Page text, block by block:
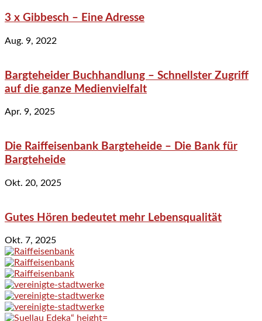
3 x Gibbesch – Eine Adresse
Aug. 9, 2022
Bargteheider Buchhandlung – Schnellster Zugriff
auf die ganze Medienvielfalt
Apr. 9, 2025
Die Raiffeisenbank Bargteheide – Die Bank für
Bargteheide
Okt. 20, 2025
Gutes Hören bedeutet mehr Lebensqualität
Okt. 7, 2025